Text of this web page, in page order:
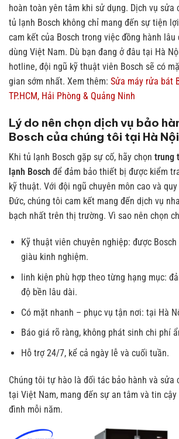
hoàn toàn yên tâm khi sử dụng. Dịch vụ sửa
tủ lạnh Bosch không chỉ mang đến sự tiện
cam kết của Bosch trong việc đồng hành lâu
dùng Việt Nam. Dù bạn đang ở đâu tại Hà
hotline, đội ngũ kỹ thuật viên Bosch sẽ có
gian sớm nhất. Xem thêm: Sửa máy rửa bát
TP.HCM, Hải Phòng & Quảng Ninh
Lý do nên chọn dịch vụ bảo
Bosch của chúng tôi tại Hà Nội
Khi tủ lạnh Bosch gặp sự cố, hãy chọn trung
lạnh Bosch để đảm bảo thiết bị được kiểm
kỹ thuật. Với đội ngũ chuyên môn cao và
Đức, chúng tôi cam kết mang đến dịch vụ
bạch nhất trên thị trường. Vì sao nên chọn
Kỹ thuật viên chuyên nghiệp: được
giàu kinh nghiệm.
linh kiện phù hợp theo từng hạng mục:
độ bền lâu dài.
Có mặt nhanh – phục vụ tận nơi: tại Hà
Báo giá rõ ràng, không phát sinh chi phí
Hỗ trợ 24/7, kể cả ngày lễ và cuối tuần.
Chúng tôi tự hào là đối tác bảo hành và sửa
tại Việt Nam, mang đến sự an tâm và tin
đình mỗi năm.